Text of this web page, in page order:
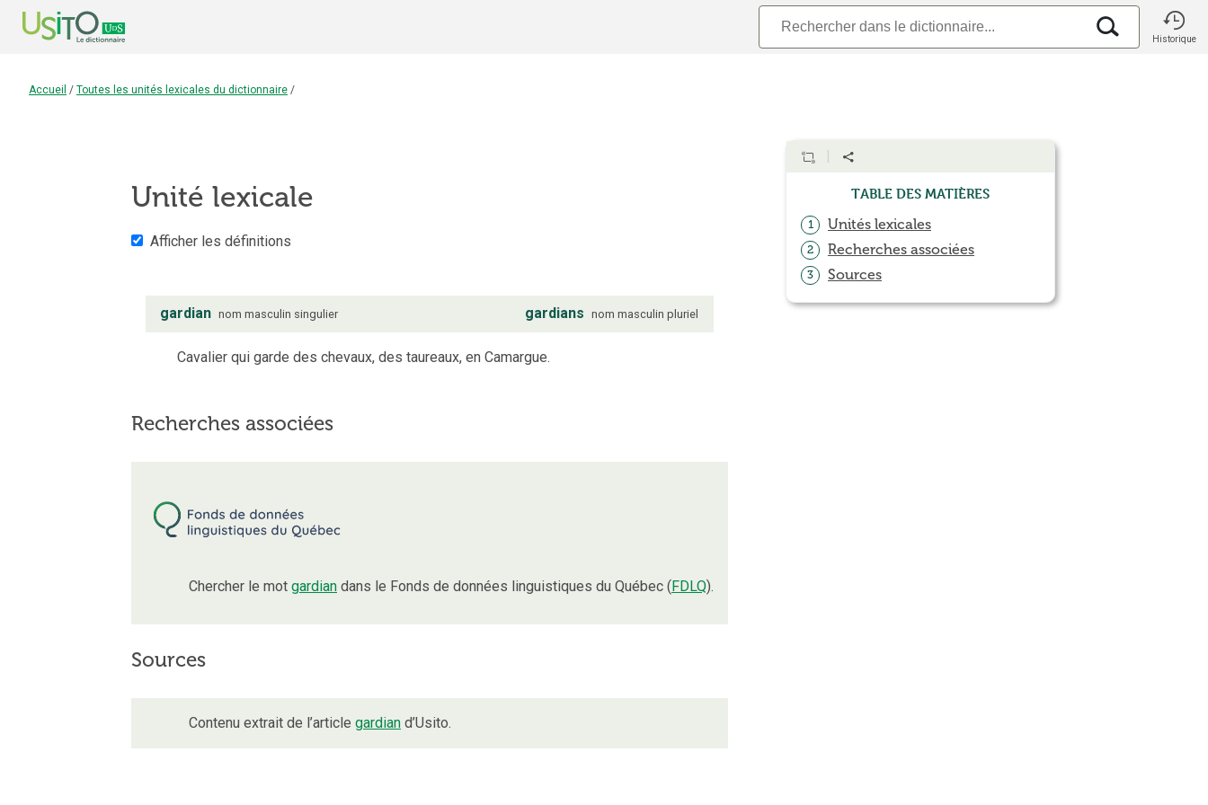
Historique
Accueil / Toutes les unités lexicales du dictionnaire /
Unité lexicale
Afficher les définitions
gardian nom masculin singulier gardians nom masculin pluriel
Cavalier qui garde des chevaux, des taureaux, en Camargue.
Recherches associées
Chercher le mot gardian dans le Fonds de données linguistiques du Québec (FDLQ).
Sources
Contenu extrait de l’article gardian d’Usito.
Table des matières
1 Unités lexicales
2 Recherches associées
3 Sources